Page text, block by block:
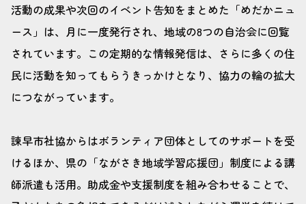
活動の成果や次回のイベント告知をまとめた「めだかニュ
ース」は、月に一度発行され、地域の8つの自治会に回覧
されています。この定期的な情報発信は、さらに多くの住
民に活動を知ってもらうきっかけとなり、協力の輪の拡大
につながっています。
諫早市社協からはボランティア団体としてのサポートを受
けるほか、県の「ながさき地域学習応援団」制度による講
師派遣も活用。助成金や支援制度を組み合わせることで、